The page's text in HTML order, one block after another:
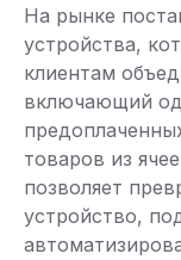
На рынке
устройства,
клиентам
включающий
товаров из
позволяет
устройство,